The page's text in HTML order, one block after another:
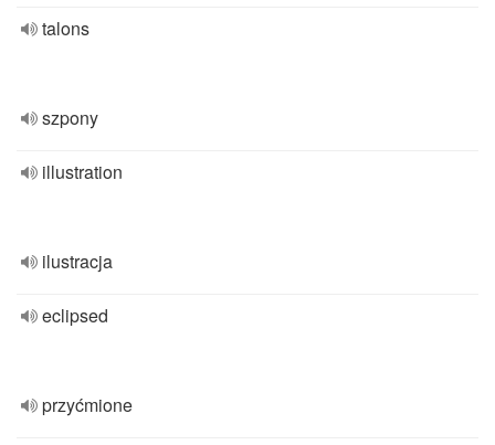
talons
szpony
illustration
ilustracja
eclipsed
przyćmione